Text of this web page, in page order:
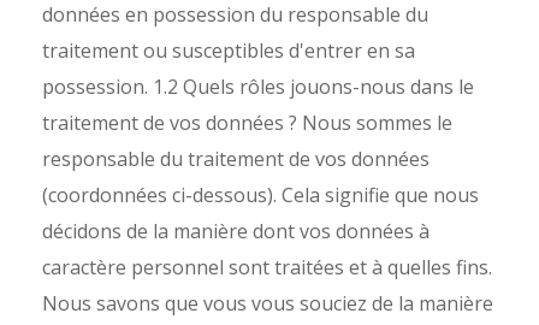
données en possession du responsable du
traitement ou susceptibles d'entrer en sa
possession. 1.2 Quels rôles jouons-nous dans le
traitement de vos données ? Nous sommes le
responsable du traitement de vos données
(coordonnées ci-dessous). Cela signifie que nous
décidons de la manière dont vos données à
caractère personnel sont traitées et à quelles fins.
Nous savons que vous vous souciez de la manière